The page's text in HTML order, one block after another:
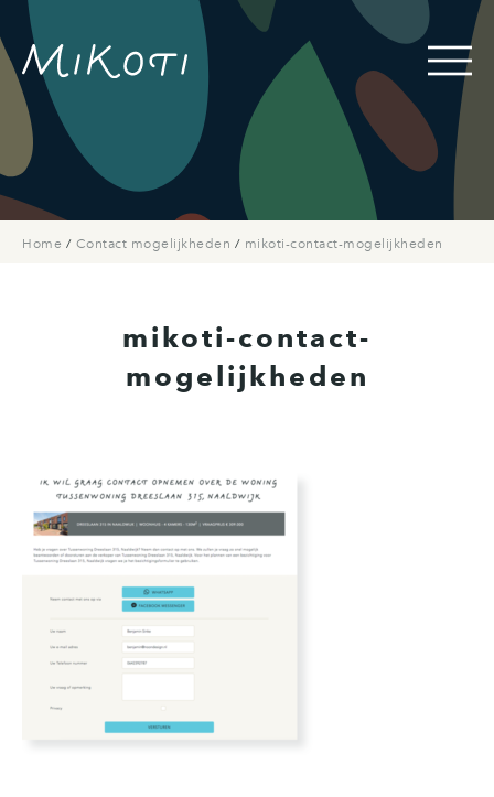
Home / Contact mogelijkheden / mikoti-contact-mogelijkheden
mikoti-contact-
mogelijkheden